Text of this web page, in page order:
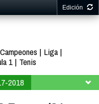
Edición
Liga
1
Tenis
2018